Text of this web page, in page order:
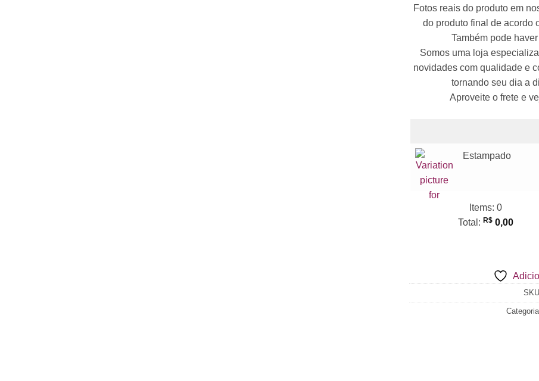
Fotos reais do produto em
do produto final de acordo
Também pode
Somos uma loja
novidades com qualidade e
tornando seu dia a
Aproveite o frete e
Estampado
Items: 0
Total : R$ 0,00